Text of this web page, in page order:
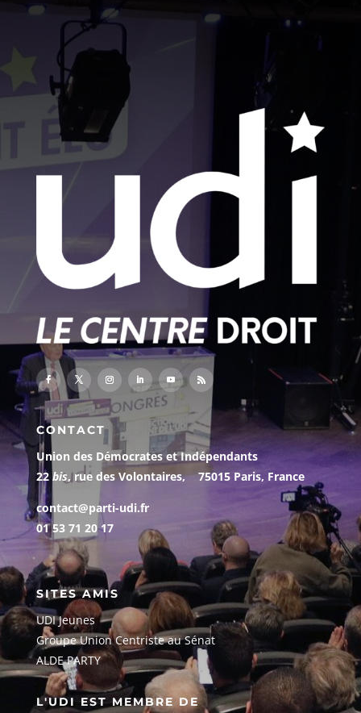
CONTACT
Union des Démocrates et Indépendants
22 bis, rue des Volontaires, 75015 Paris, France
contact@parti-udi.fr
01 53 71 20 17
SITES AMIS
UDI Jeunes
Groupe Union Centriste au Sénat
ALDE PARTY
L'UDI EST MEMBRE DE